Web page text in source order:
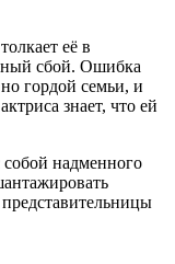
её в
сбой. Ошибка
гордой семьи, и
знает, что ей
надменного